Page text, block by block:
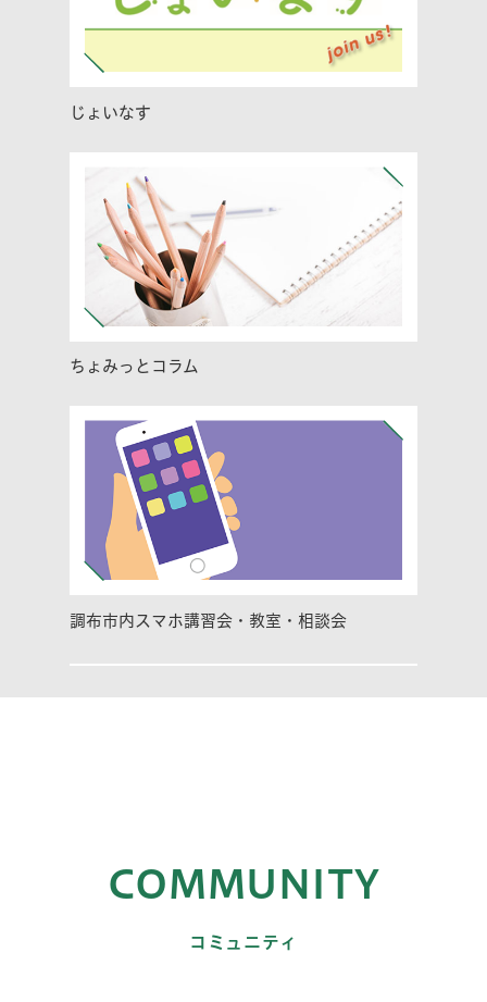
じょいなす
ちょみっとコラム
調布市内スマホ講習会・教室・相談会
COMMUNITY
コミュニティ